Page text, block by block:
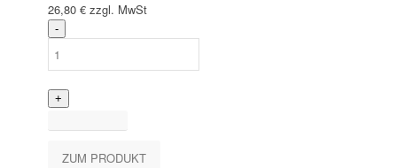
26,80 € zzgl. MwSt
ZUM PRODUKT